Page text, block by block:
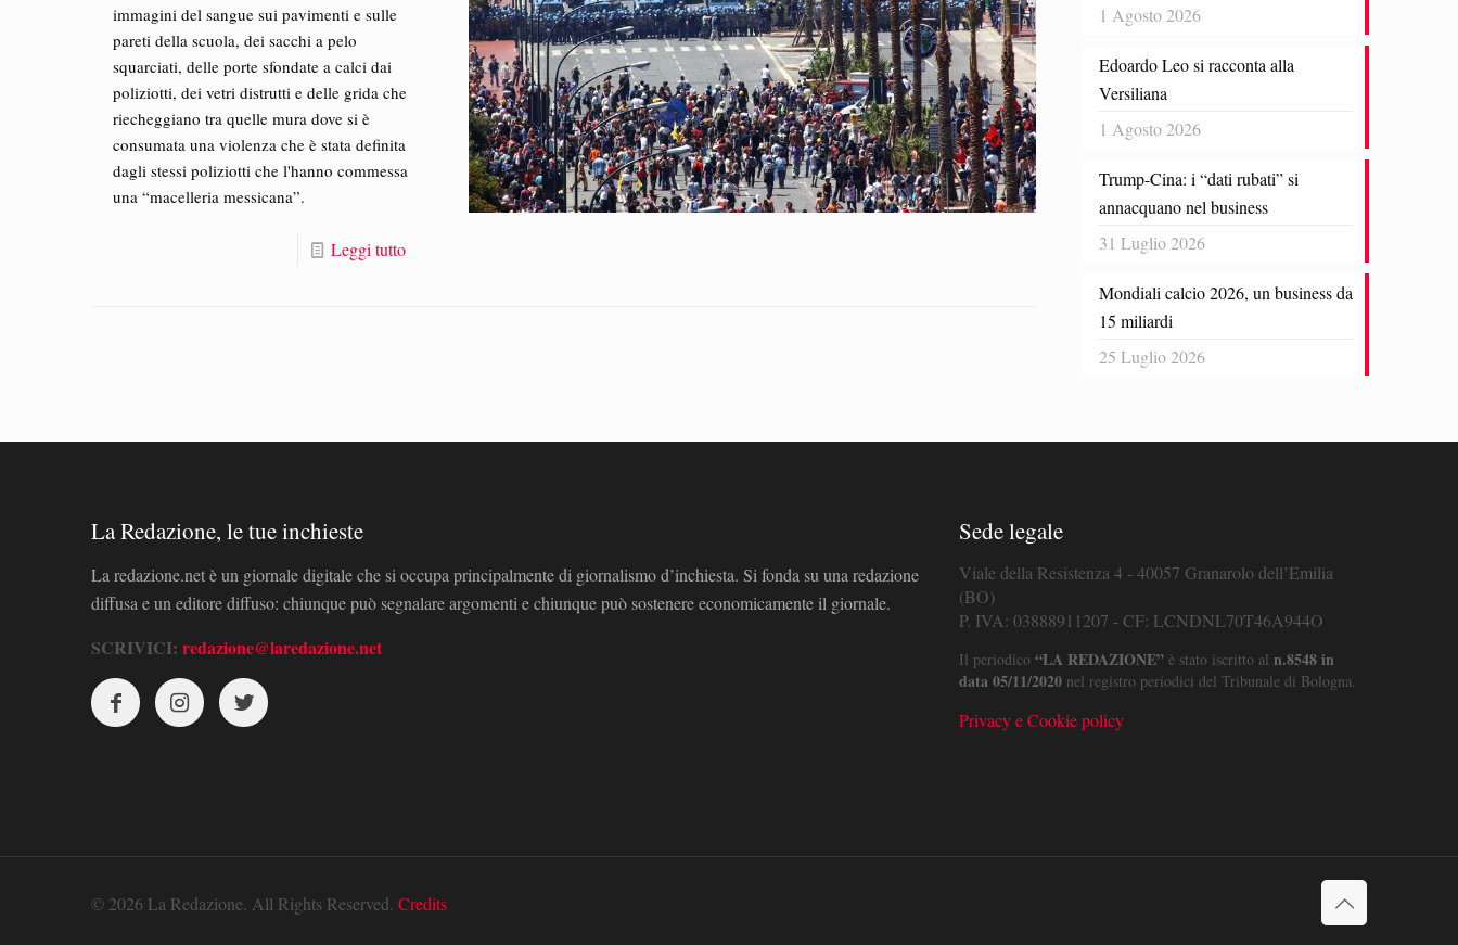
immagini del sangue sui pavimenti e sulle
pareti della scuola, dei sacchi a pelo
squarciati, delle porte sfondate a calci dai
poliziotti, dei vetri distrutti e delle grida che
riecheggiano tra quelle mura dove si è
consumata una violenza che è stata definita
dagli stessi poliziotti che l'hanno commessa
una “macelleria messicana”.
Leggi tutto
1 Agosto 2026
Edoardo Leo si racconta alla
Versiliana
1 Agosto 2026
Trump-Cina: i “dati rubati” si
annacquano nel business
31 Luglio 2026
Mondiali calcio 2026, un business da
15 miliardi
25 Luglio 2026
La Redazione, le tue inchieste
La redazione.net è un giornale digitale che si occupa principalmente di giornalismo d’inchiesta. Si fonda su una redazione
diffusa e un editore diffuso: chiunque può segnalare argomenti e chiunque può sostenere economicamente il giornale.
SCRIVICI: redazione@laredazione.net
Sede legale
Viale della Resistenza 4 - 40057 Granarolo dell’Emilia
(BO)
P. IVA: 03888911207 - CF: LCNDNL70T46A944O
Il periodico “LA REDAZIONE”è stato iscritto al n.8548 in
data 05/11/2020nel registro periodici del Tribunale di Bologna.
Privacy e Cookie policy
© 2026 La Redazione. All Rights Reserved. Credits